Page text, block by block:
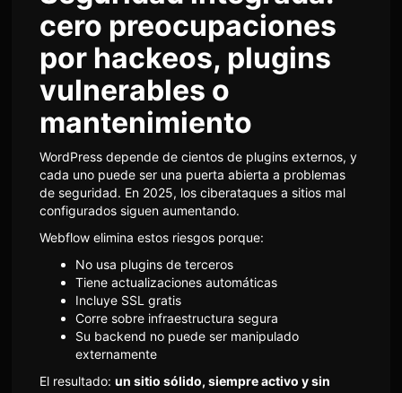
cero preocupaciones
por hackeos, plugins
vulnerables o
mantenimiento
WordPress depende de cientos de plugins externos, y
cada uno puede ser una puerta abierta a problemas
de seguridad. En 2025, los ciberataques a sitios mal
configurados siguen aumentando.
Webflow elimina estos riesgos porque:
No usa plugins de terceros
Tiene actualizaciones automáticas
Incluye SSL gratis
Corre sobre infraestructura segura
Su backend no puede ser manipulado
externamente
El resultado: un sitio sólido, siempre activo y sin